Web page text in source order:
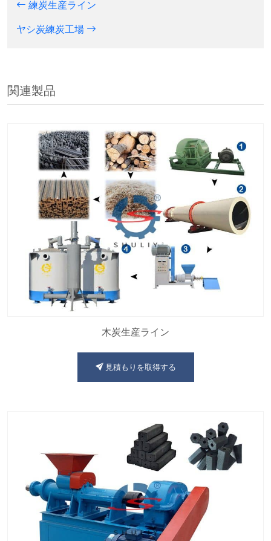
練炭生産ライン
ヤシ炭練炭工場
関連製品
木炭生産ライン
見積もりを取得する